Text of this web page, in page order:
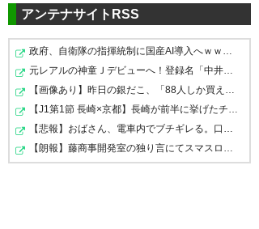
— しゃく
(sakurenseralica)
2023, 7月 9
ヴァンフォーレ甲府、強いぞ！
— shun (vfk_555)2023, 7月 9
— appletea (appleteacat)
2023, 7月 9
我がヴァンフォーレ甲府 アウェ
イ藤枝戦、じゅんま最後に来た
ね。ボールの取りどころが安定
してないのが不安だけどこの調
子や！#vfk
— ぐい (kame_kame8)2023, 7
月 9
アンテナサイトRSS